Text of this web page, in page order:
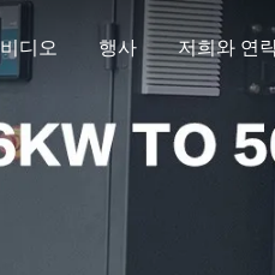
비디오 행사 저희와 연